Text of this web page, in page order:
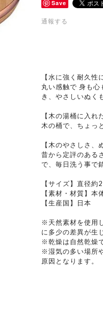
Save
通報する
【水に強く耐久性
丸い感触で 身も心
き、やさしいぬく
【木の湯桶に入れ
木の桶で、ちょっ
【木のやさしさ、
昔から定評のある
で、毎日洗う事で
【サイズ】直径
【素材・材質】
【生産国】日本
※天然素材を使用
に多少の差異が生
※乾燥は自然乾燥
※湿気の多い場所
原因となります。